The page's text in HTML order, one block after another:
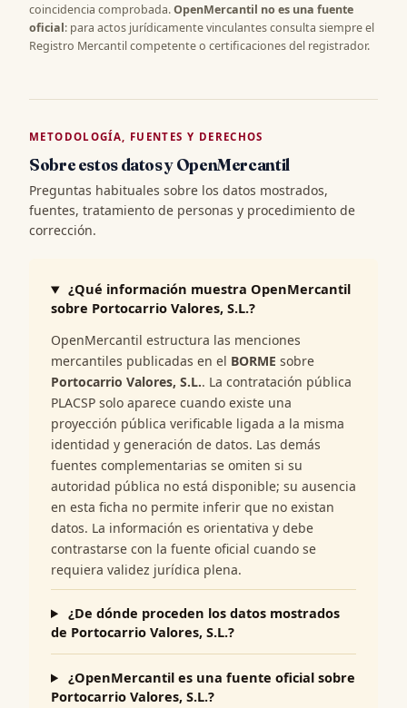
coincidencia comprobada.OpenMercantil no es una fuente
oficial: para actos jurídicamente vinculantes consulta siempre el
Registro Mercantil competente o certificaciones del registrador.
METODOLOGÍA, FUENTES Y DERECHOS
Sobre estos datos y OpenMercantil
Preguntas habituales sobre los datos mostrados,
fuentes, tratamiento de personas y procedimiento de
corrección.
¿Qué información muestra OpenMercantil
sobre Portocarrio Valores, S.L.?
OpenMercantil estructura las menciones
mercantiles publicadas en el BORME sobre
Portocarrio Valores, S.L.. La contratación pública
PLACSP solo aparece cuando existe una
proyección pública verificable ligada a la misma
identidad y generación de datos. Las demás
fuentes complementarias se omiten si su
autoridad pública no está disponible; su ausencia
en esta ficha no permite inferir que no existan
datos. La información es orientativa y debe
contrastarse con la fuente oficial cuando se
requiera validez jurídica plena.
¿De dónde proceden los datos mostrados
de Portocarrio Valores, S.L.?
¿OpenMercantil es una fuente oficial sobre
Portocarrio Valores, S.L.?